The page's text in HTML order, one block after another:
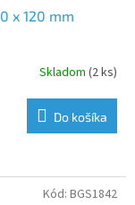
x 120 mm
Skladom (2 ks)
Do košíka
Kód: BGS1842